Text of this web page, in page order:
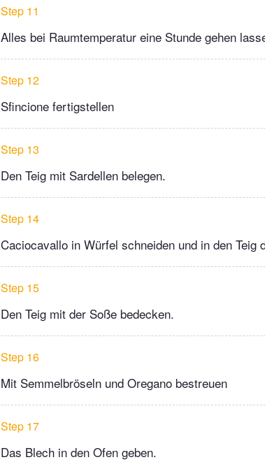
Step 11
Alles bei Raumtemperatur eine Stunde gehen
Step 12
Sfincione fertigstellen
Step 13
Den Teig mit Sardellen belegen.
Step 14
Caciocavallo in Würfel schneiden und in den Teig
Step 15
Den Teig mit der Soße bedecken.
Step 16
Mit Semmelbröseln und Oregano bestreuen
Step 17
Das Blech in den Ofen geben.